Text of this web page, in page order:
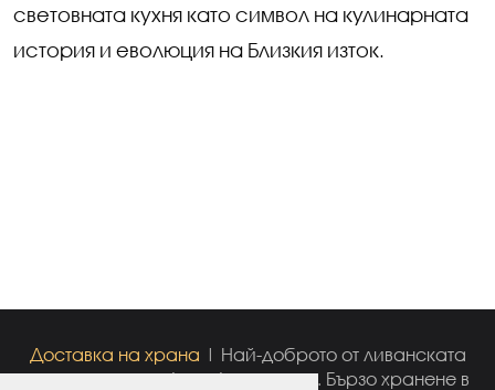
световната кухня като символ на кулинарната
история и еволюция на Близкия изток.
Доставка на храна | Най-доброто от ливанската
кухня - разядки, фалафел, дюнер. Бързо хранене в